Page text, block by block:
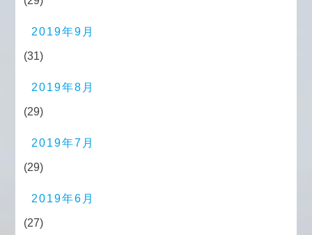
2019年9月
(31)
2019年8月
(29)
2019年7月
(29)
2019年6月
(27)